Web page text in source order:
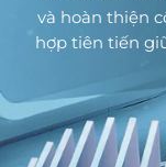
Hệ thống âm
điệu và tâm
và hoàn thiện
hợp tiên tiến